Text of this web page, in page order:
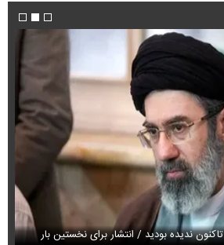
ندیده بودید / انتشار برای نخستین بار